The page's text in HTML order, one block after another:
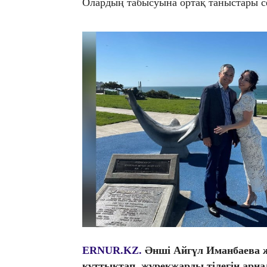
Олардың табысуына ортақ таныстары
ERNUR.KZ. Әнші Айгүл Иманбаева